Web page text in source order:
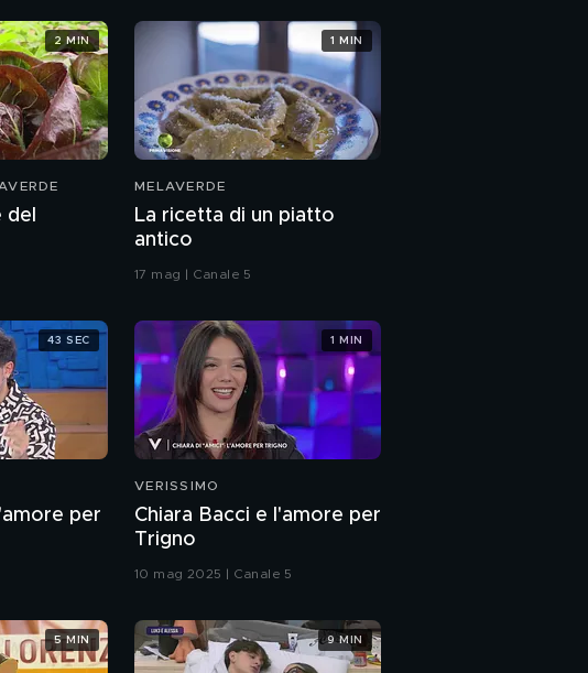
del
2 MIN
MELAVERDE
La ricetta di un piatto
antico
17 mag | Canale 5
1 MIN
per
43 SEC
VERISSIMO
Chiara Bacci e l'amore per
Trigno
10 mag 2025 | Canale 5
1 MIN
5 MIN 9 MIN